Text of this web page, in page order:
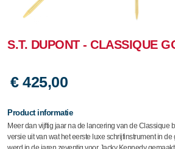
S.T. DUPONT - CLASSIQUE
€ 425,00
Product informatie
Meer dan vijftig jaar na de lancering van de Classique
versie uit van wat het eerste luxe schrijfinstrument in